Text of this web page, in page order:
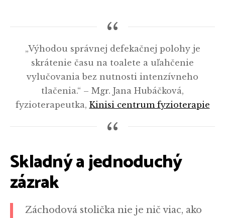
„Výhodou správnej defekačnej polohy je
skrátenie času na toalete a uľahčenie
vylučovania bez nutnosti intenzívneho
tlačenia.“ – Mgr. Jana Hubáčková,
fyzioterapeutka, Kinisi centrum fyzioterapie
Skladný a jednoduchý
zázrak
Záchodová stolička nie je nič viac, ako